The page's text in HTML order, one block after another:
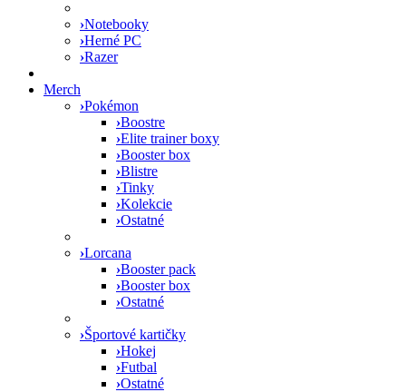
›Notebooky
›Herné PC
›Razer
Merch
›Pokémon
›Boostre
›Elite trainer boxy
›Booster box
›Blistre
›Tinky
›Kolekcie
›Ostatné
›Lorcana
›Booster pack
›Booster box
›Ostatné
›Športové kartičky
›Hokej
›Futbal
›Ostatné